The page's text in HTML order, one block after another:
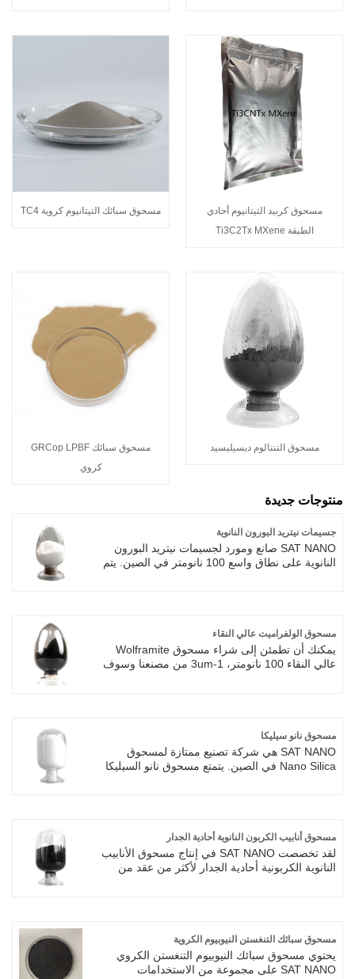
مسحوق كربيد التيتانيوم أحادي
الطبقة Ti3C2Tx MXene
مسحوق سبائك التيتانيوم كروية TC4
مسحوق التنتالوم ديسيليسيد
مسحوق سبائك GRCop LPBF
كروي
منتوجات جديدة
جسيمات نيتريد البورون النانوية
SAT NANO صانع ومورد لجسيمات نيتريد البورون
النانوية على نطاق واسع 100 نانومتر في الصين. يتم
من بضعة نانومترات إلى بضعة ميكرومترات.
مسحوق الولفراميت عالي النقاء
يمكنك أن تطمئن إلى شراء مسحوق Wolframite
عالي النقاء 100 نانومتر، 1-3um من مصنعنا وسوف
الوقت المناسب.
مسحوق نانو سيليكا
SAT NANO هي شركة تصنيع ممتازة لمسحوق
Nano Silica في الصين. يتمتع مسحوق نانو السيليكا
المضادة للتآكل، والخلايا الشمسية، ومواد البوليمر،
والمستحضرات الصيدلانية، إلخ. مسحوق نانو سيليكا
من إنتاج شركة سات نانو هو الأكثر مبيعا في مختلف
مسحوق أنابيب الكربون النانوية أحادية الجدار
لقد تخصصت SAT NANO في إنتاج مسحوق الأنابيب
النانوية الكربونية أحادية الجدار لأكثر من عقد من
ممتازة وبأسعار معقولة، وهو أمر محبوب للغاية من
قبل العملاء.
مسحوق سبائك التنغستن النيوبيوم الكروية
يحتوي مسحوق سبائك النيوبيوم التنغستن الكروي
SAT NANO على مجموعة من الاستخدامات